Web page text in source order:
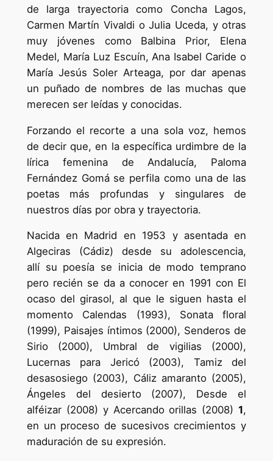
de larga trayectoria como Concha Lagos,
Carmen Martín Vivaldi o Julia Uceda, y otras
muy jóvenes como Balbina Prior, Elena
Medel, María Luz Escuín, Ana Isabel Caride o
María Jesús Soler Arteaga, por dar apenas
un puñado de nombres de las muchas que
merecen ser leídas y conocidas.
Forzando el recorte a una sola voz, hemos
de decir que, en la específica urdimbre de la
lírica femenina de Andalucía, Paloma
Fernández Gomá se perfila como una de las
poetas más profundas y singulares de
nuestros días por obra y trayectoria.
Nacida en Madrid en 1953 y asentada en
Algeciras (Cádiz) desde su adolescencia,
allí su poesía se inicia de modo temprano
pero recién se da a conocer en 1991 con El
ocaso del girasol, al que le siguen hasta el
momento Calendas (1993), Sonata floral
(1999), Paisajes íntimos (2000), Senderos de
Sirio (2000), Umbral de vigilias (2000),
Lucernas para Jericó (2003), Tamiz del
desasosiego (2003), Cáliz amaranto (2005),
Ángeles del desierto (2007), Desde el
alféizar (2008) y Acercando orillas (2008)1,
en un proceso de sucesivos crecimientos y
maduración de su expresión.